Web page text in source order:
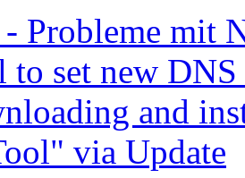
- Probleme mit
to set new
and
via Update